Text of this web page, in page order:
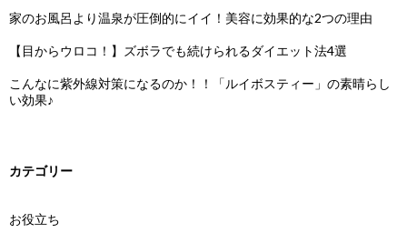
家のお風呂より温泉が圧倒的にイイ！美容に効果的な2つの理由
【目からウロコ！】ズボラでも続けられるダイエット法4選
こんなに紫外線対策になるのか！！「ルイボスティー」の素晴らし
い効果♪
カテゴリー
お役立ち